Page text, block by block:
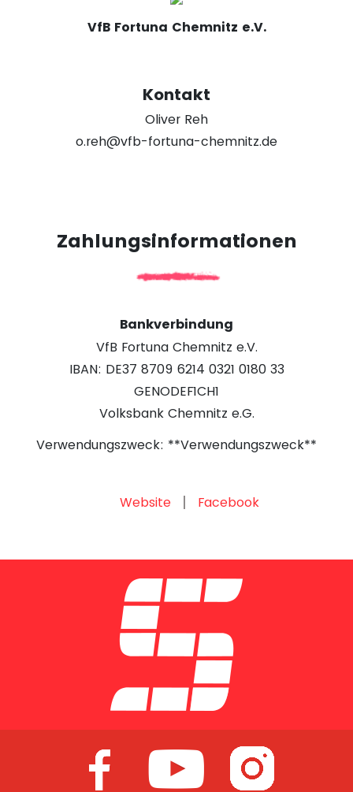
VfB Fortuna Chemnitz e.V.
Kontakt
Oliver Reh
o.reh@vfb-fortuna-chemnitz.de
Zahlungsinformationen
Bankverbindung
VfB Fortuna Chemnitz e.V.
IBAN: DE37 8709 6214 0321 0180 33
GENODEF1CH1
Volksbank Chemnitz e.G.
Verwendungszweck: **Verwendungszweck**
Website Facebook